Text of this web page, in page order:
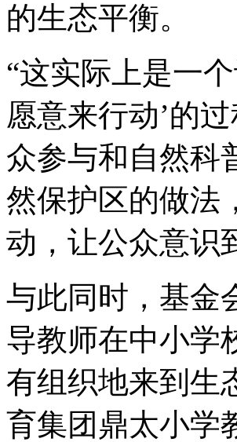
的生态平衡。
“这实际上是一
愿意来行动’的
众参与和自然科
然保护区的做法
动，让公众意识
与此同时，基金
导教师在中小学
有组织地来到生
育集团鼎太小学